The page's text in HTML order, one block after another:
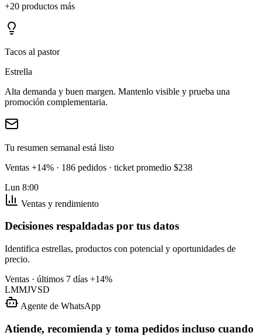
+20 productos más
Tacos al pastor
Estrella
Alta demanda y buen margen. Mantenlo visible y prueba una
promoción complementaria.
Tu resumen semanal está listo
Ventas +14% · 186 pedidos · ticket promedio $238
Lun 8:00
Ventas y rendimiento
Decisiones respaldadas por tus datos
Identifica estrellas, productos con potencial y oportunidades de
precio.
Ventas · últimos 7 días +14%
LMMJVSD
Agente de WhatsApp
Atiende, recomienda y toma pedidos incluso cuando